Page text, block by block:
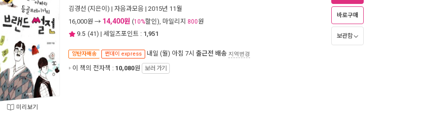
미리보기
김경선 (지은이) | 자음과모음 | 2015년 11월
16,000원 → 14,400원 (10%할인), 마일리지 800원
9.5 (41) | 세일즈포인트 : 1,951
양탄자배송 썬데이 express 내일 (월) 아침 7시 출근전 배송 지역변경
이 책의 전자책 : 10,080원 보러 가기
바로구매
보관함